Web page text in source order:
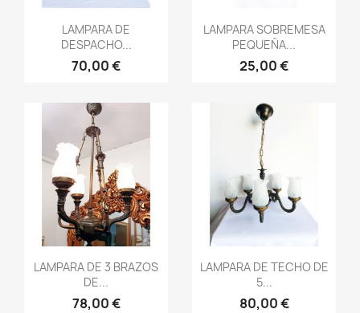
 Vista rápida
LAMPARA DE
DESPACHO...
70,00 €
Vista rápida
LAMPARA SOBREMESA
PEQUEÑA...
25,00 €
Vista rápida
LAMPARA DE 3 BRAZOS
DE...
78,00 €
Vista rápida
LAMPARA DE TECHO DE
5...
80,00 €